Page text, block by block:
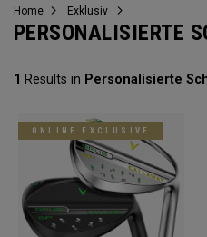
Home Exklusiv
PERSONALISIERTE
1 Results in Personalisierte
ONLINE EXCLUSIVE